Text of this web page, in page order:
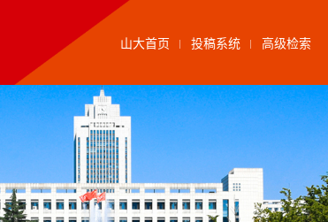
山大首页 投稿系统 高级检索